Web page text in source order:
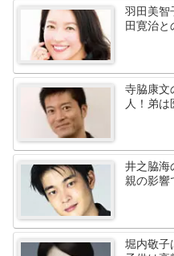
羽田美智
田寛治と
寺脇康文
人！弟は
井之脇海
親の影響
堀内敬子